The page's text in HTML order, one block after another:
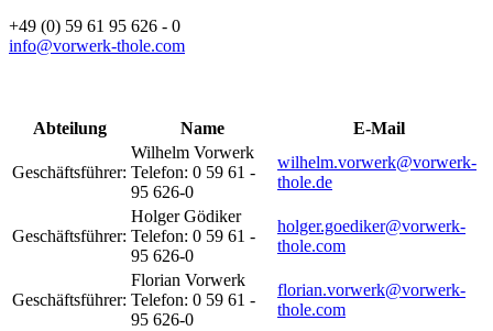
+49 (0) 59 61 95 626 - 0
info@vorwerk-thole.com
Abteilung Name E-Mail
Geschäftsführer:
Wilhelm Vorwerk
Telefon: 0 59 61 -
95 626-0
wilhelm.vorwerk@vorwerk-
thole.de
Geschäftsführer:
Holger Gödiker
Telefon: 0 59 61 -
95 626-0
holger.goediker@vorwerk-
thole.com
Geschäftsführer:
Florian Vorwerk
Telefon: 0 59 61 -
95 626-0
florian.vorwerk@vorwerk-
thole.com